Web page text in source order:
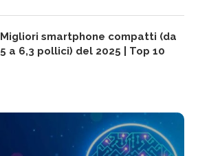
Migliori smartphone compatti (da
5 a 6,3 pollici) del 2025 | Top 10